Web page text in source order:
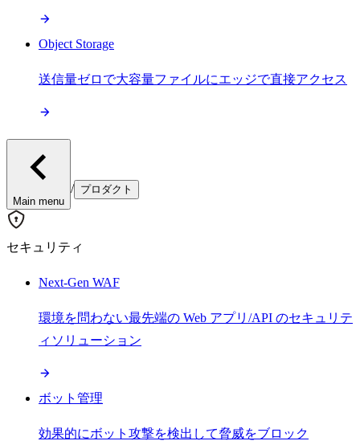
Object Storage
送信量ゼロで大容量ファイルにエッジで直接アクセス
Main menu
/ プロダクト
セキュリティ
Next-Gen WAF
環境を問わない最先端の Web アプリ/API のセキュリテ
ィソリューション
ボット管理
効果的にボット攻撃を検出して脅威をブロック